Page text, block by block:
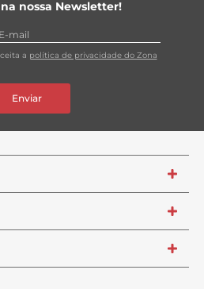
nossa Newsletter!
a política de privacidade do Zona
Enviar
+
+
+